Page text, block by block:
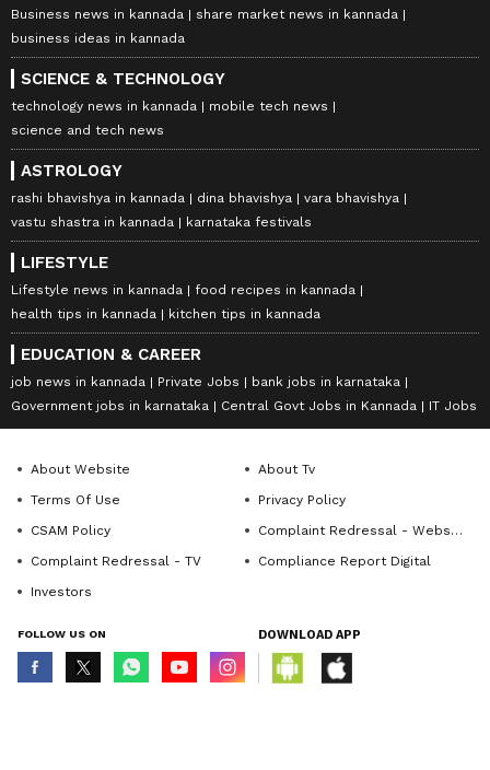
Business news in kannada
share market news in kannada
business ideas in kannada
SCIENCE & TECHNOLOGY
technology news in kannada
mobile tech news
science and tech news
ASTROLOGY
rashi bhavishya in kannada dina bhavishya
vara bhavishya
vastu shastra in kannada
karnataka festivals
LIFESTYLE
Lifestyle news in kannada
food recipes in kannada
health tips in kannada
kitchen tips in kannada
EDUCATION & CAREER
job news in kannada Private Jobs
bank jobs in karnataka
Government jobs in karnataka
Central Govt Jobs in Kannada IT Jobs
About Website
About Tv
Terms Of Use
Privacy Policy
CSAM Policy
Complaint Redressal - Website
Complaint Redressal - TV
Compliance Report Digital
Investors
FOLLOW US ON DOWNLOAD APP